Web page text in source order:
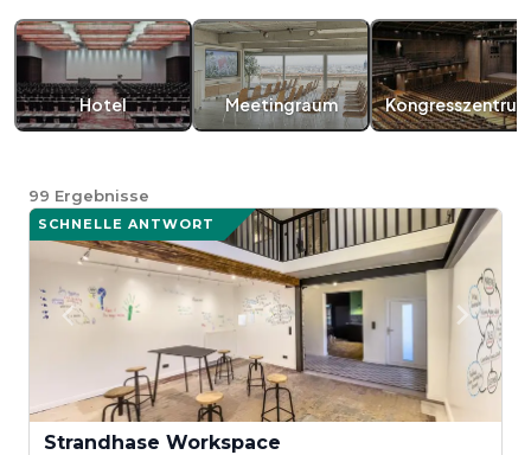
Hotel Meetingraum Kongresszentrum
99 Ergebnisse
SCHNELLE ANTWORT
Strandhase Workspace